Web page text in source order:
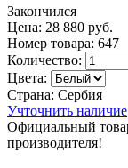
Закончился
Цена: 28 880 руб.
Номер товара: 647
Количество:
Цвета:
Страна: Сербия
Учточнить наличие
Официальный
производителя!